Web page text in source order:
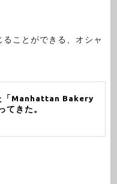
ことができる、オシャ
「Manhattan Bakery
きた。